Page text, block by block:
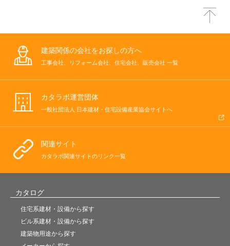
建築関係の会社をお探しの方へ
工事会社、リフォーム会社、住宅会社、販売会社 一覧
カタラボ運営団体
一般社団法人 日本建材・住宅設備産業協会サイトへ
関連サイト
カタラボ関連サイトのリンク一覧
カタログ
住宅系建材・設備から探す
ビル系建材・設備から探す
建築物用途から探す